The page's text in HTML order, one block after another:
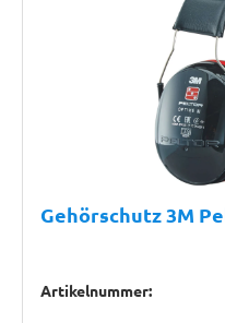
Gehörschutz 3M
Artikelnummer: